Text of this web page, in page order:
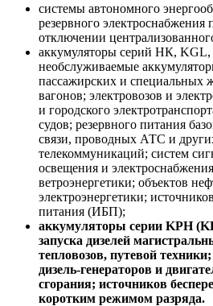
системы автономного
резервного электроснабжения
отключении
аккумуляторы серий НК,
необслуживаемые
пассажирских и специальных
вагонов; электровозов и
и городского
судов; резервного питания
связи, проводных АТС и
телекоммуникаций; систем
освещения и
ветроэнергетики; объектов
электроэнергетики;
питания (ИБП);
аккумуляторы серии KPH
запуска дизелей
тепловозов, путевой
дизель-генераторов и
сгорания; источников
коротким режимом разряда.